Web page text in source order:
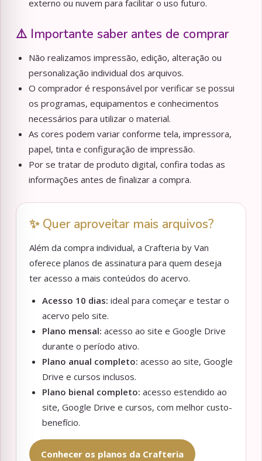
externo ou nuvem para facilitar o uso futuro.
⚠️ Importante saber antes de comprar
Não realizamos impressão, edição, alteração ou
personalização individual dos arquivos.
O comprador é responsável por verificar se possui
os programas, equipamentos e conhecimentos
necessários para utilizar o material.
As cores podem variar conforme tela, impressora,
papel, tinta e configuração de impressão.
Por se tratar de produto digital, confira todas as
informações antes de finalizar a compra.
✨ Quer aproveitar mais arquivos?
Além da compra individual, a Crafteria by Van
oferece planos de assinatura para quem deseja
ter acesso a mais conteúdos do acervo.
Acesso 10 dias: ideal para começar e testar o
acervo pelo site.
Plano mensal: acesso ao site e Google Drive
durante o período ativo.
Plano anual completo: acesso ao site, Google
Drive e cursos inclusos.
Plano bienal completo: acesso estendido ao
site, Google Drive e cursos, com melhor custo-
benefício.
Conhecer os planos da Crafteria